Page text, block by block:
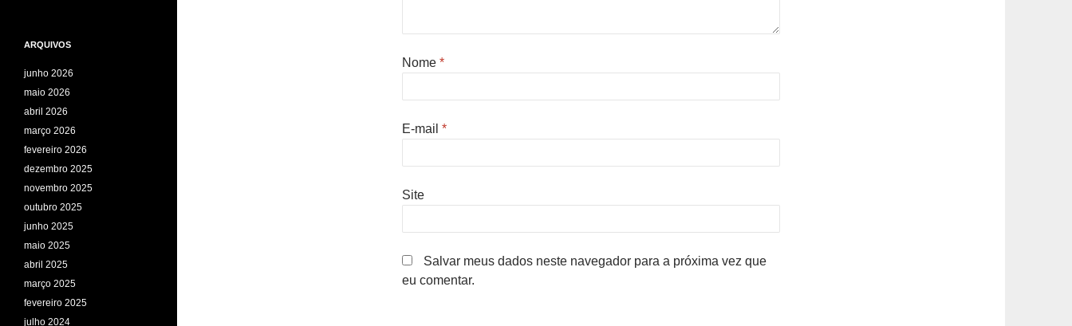
Nome *
E-mail *
Site
Salvar meus dados neste navegador para a próxima vez que
eu comentar.
ARQUIVOS
junho 2026
maio 2026
abril 2026
março 2026
fevereiro 2026
dezembro 2025
novembro 2025
outubro 2025
junho 2025
maio 2025
abril 2025
março 2025
fevereiro 2025
julho 2024